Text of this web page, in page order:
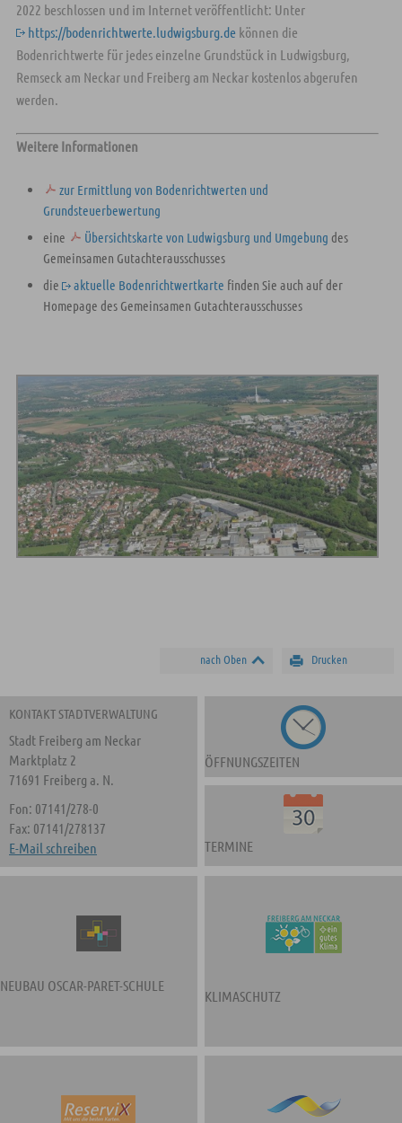
2022 beschlossen und im Internet veröffentlicht: Unter
https://bodenrichtwerte.ludwigsburg.de können die
Bodenrichtwerte für jedes einzelne Grundstück in Ludwigsburg,
Remseck am Neckar und Freiberg am Neckar kostenlos abgerufen
werden.
Weitere Informationen
zur Ermittlung von Bodenrichtwerten und
Grundsteuerbewertung
eine
Übersichtskarte von Ludwigsburg und Umgebung des
Gemeinsamen Gutachterausschusses
die
aktuelle Bodenrichtwertkarte finden Sie auch auf der
Homepage des Gemeinsamen Gutachterausschusses
Drucken
nach Oben
KONTAKT STADTVERWALTUNG
Stadt Freiberg am Neckar
Marktplatz 2
71691 Freiberg a. N.
Fon: 07141/278-0
Fax: 07141/278137
E-Mail schreiben
ÖFFNUNGSZEITEN
TERMINE
NEUBAU OSCAR-PARET-SCHULE
KLIMASCHUTZ